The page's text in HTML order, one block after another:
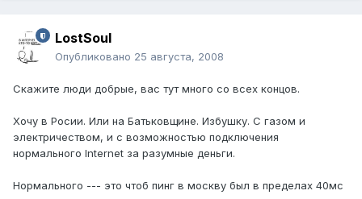
LostSoul
Опубликовано 25 августа, 2008
Скажите люди добрые, вас тут много со всех концов.
Хочу в Росии. Или на Батьковщине. Избушку. С газом и
электричеством, и с возможностью подключения
нормального Internet за разумные деньги.
Нормального --- это чтоб пинг в москву был в пределах 40мс